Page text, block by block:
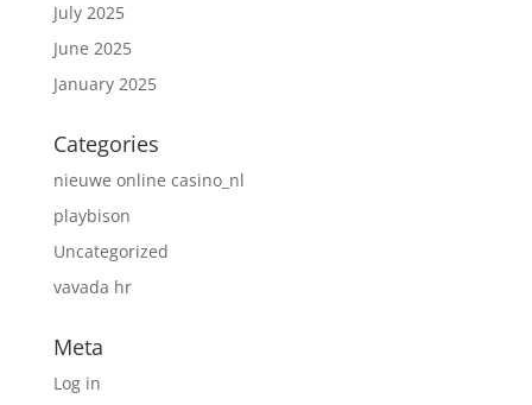
July 2025
June 2025
January 2025
Categories
nieuwe online casino_nl
playbison
Uncategorized
vavada hr
Meta
Log in